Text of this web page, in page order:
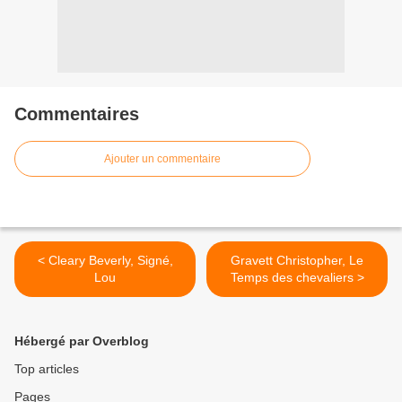
Commentaires
Ajouter un commentaire
< Cleary Beverly, Signé,
Lou
Gravett Christopher, Le
Temps des chevaliers >
Hébergé par Overblog
Top articles
Pages